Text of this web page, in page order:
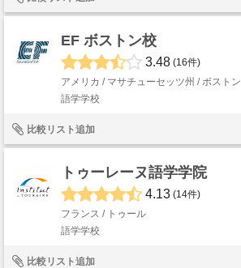
EF ボストン校
3.48 (16件)
アメリカ / マサチューセッツ州 / ボストン
語学学校
比較リスト追加
トゥーレーヌ語学学院
4.13 (14件)
フランス / トゥール
語学学校
比較リスト追加